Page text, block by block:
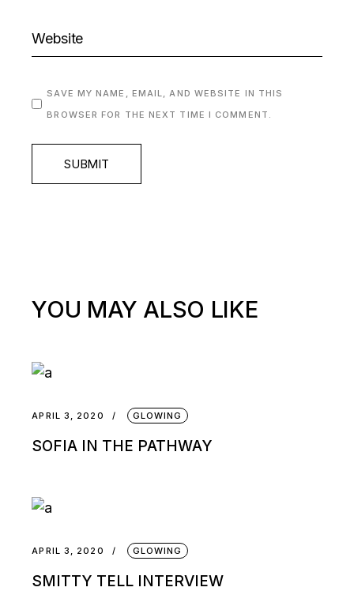
SAVE MY NAME, EMAIL, AND WEBSITE IN THIS
BROWSER FOR THE NEXT TIME I COMMENT.
SUBMIT
YOU MAY ALSO LIKE
APRIL 3, 2020 GLOWING
SOFIA IN THE PATHWAY
APRIL 3, 2020 GLOWING
SMITTY TELL INTERVIEW